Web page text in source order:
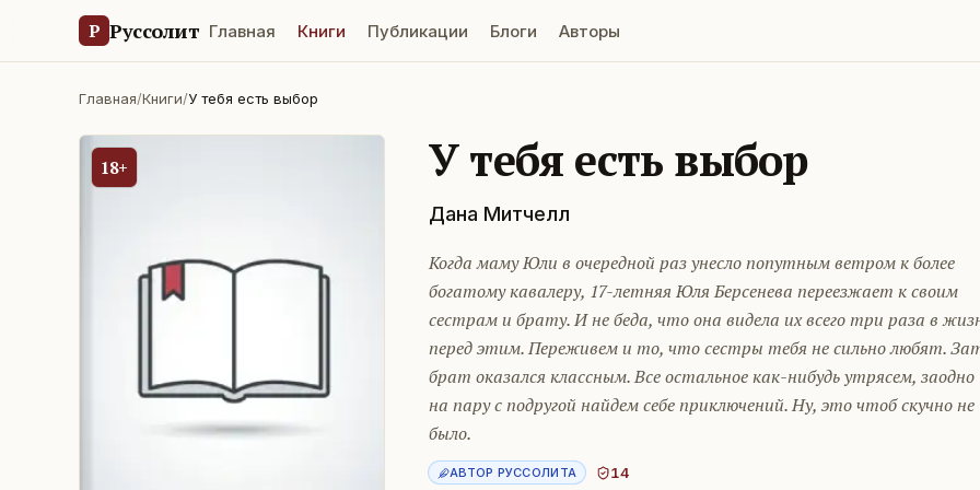
Р Руссолит Главная Книги Публикации Блоги Авторы
Главная/Книги/У тебя есть выбор
18+ У тебя есть выбор
Дана Митчелл
Когда маму Юли в очередной раз унесло попутным ветром к более
богатому кавалеру, 17-летняя Юля Берсенева переезжает к своим
сестрам и брату. И не беда, что она видела их всего три раза в
перед этим. Переживем и то, что сестры тебя не сильно любят.
брат оказался классным. Все остальное как-нибудь утрясем, заодно
на пару с подругой найдем себе приключений. Ну, это чтоб скучно не
было.
АВТОР РУССОЛИТА 14